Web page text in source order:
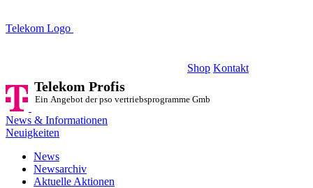
Telekom Logo
Shop Kontakt
Telekom Profis
Ein Angebot der pso vertriebsprogramme GmbH
News & Informationen
Neuigkeiten
News
Newsarchiv
Aktuelle Aktionen